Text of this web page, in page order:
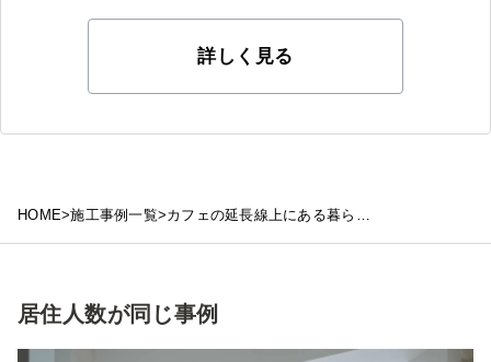
詳しく見る
HOME>施工事例一覧>
居住人数が同じ事例